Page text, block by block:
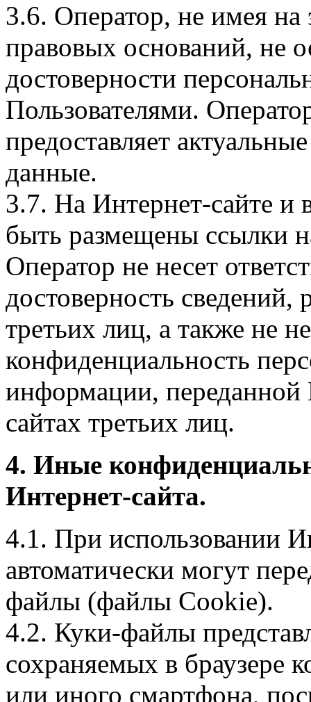
3.6. Оператор, не имея
правовых оснований, не
достоверности
Пользователями.
предоставляет
данные.
3.7. На Интернет-сайте
быть размещены ссылки
Оператор не несет
достоверность
третьих лиц, а также не
конфиденциальность
информации, переданной
сайтах третьих лиц.
4. Иные
Интернет-сайта.
4.1. При использовании
автоматически могут
файлы (файлы Cookie).
4.2. Куки-файлы
сохраняемых в браузере
или иного смартфона,